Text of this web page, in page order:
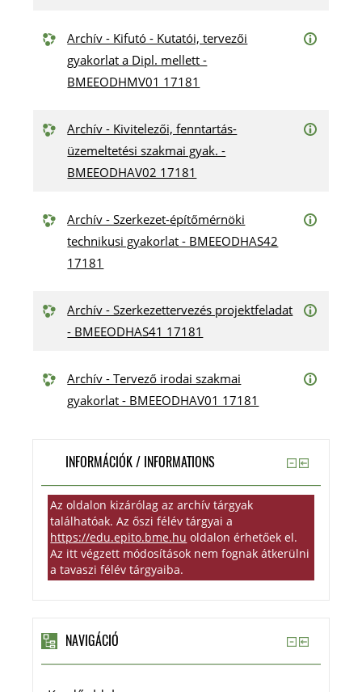
Archív - Kifutó - Kutatói, tervezői
gyakorlat a Dipl. mellett -
BMEEODHMV01 17181
Archív - Kivitelezői, fenntartás-
üzemeltetési szakmai gyak. -
BMEEODHAV02 17181
Archív - Szerkezet-építőmérnöki
technikusi gyakorlat - BMEEODHAS42
17181
Archív - Szerkezettervezés projektfeladat
- BMEEODHAS41 17181
Archív - Tervező irodai szakmai
gyakorlat - BMEEODHAV01 17181
INFORMÁCIÓK / INFORMATIONS
Az oldalon kizárólag az archív tárgyak
találhatóak. Az őszi félév tárgyai a
https://edu.epito.bme.hu oldalon érhetőek el.
Az itt végzett módosítások nem fognak átkerülni
a tavaszi félév tárgyaiba.
NAVIGÁCIÓ